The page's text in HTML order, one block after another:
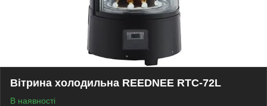
Вітрина холодильна REEDNEE RTC-72L
В наявності